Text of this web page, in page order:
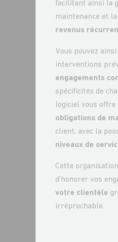
facilitant ainsi la
maintenance et la
revenus
Vous pouvez
interventions
engagements
spécificités de
logiciel vous offre
obligations de
client, avec la
niveaux de
Cette
d’honorer vos
votre clientèle
irréprochable.